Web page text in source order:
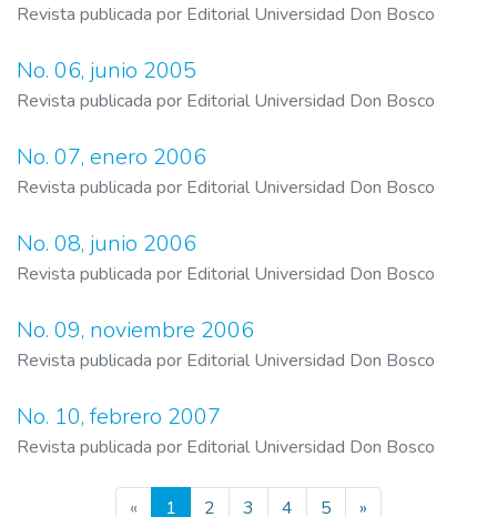
Revista publicada por Editorial Universidad Don Bosco
No. 06, junio 2005
Revista publicada por Editorial Universidad Don Bosco
No. 07, enero 2006
Revista publicada por Editorial Universidad Don Bosco
No. 08, junio 2006
Revista publicada por Editorial Universidad Don Bosco
No. 09, noviembre 2006
Revista publicada por Editorial Universidad Don Bosco
No. 10, febrero 2007
Revista publicada por Editorial Universidad Don Bosco
« 1 (current)
2 3 4 5 »